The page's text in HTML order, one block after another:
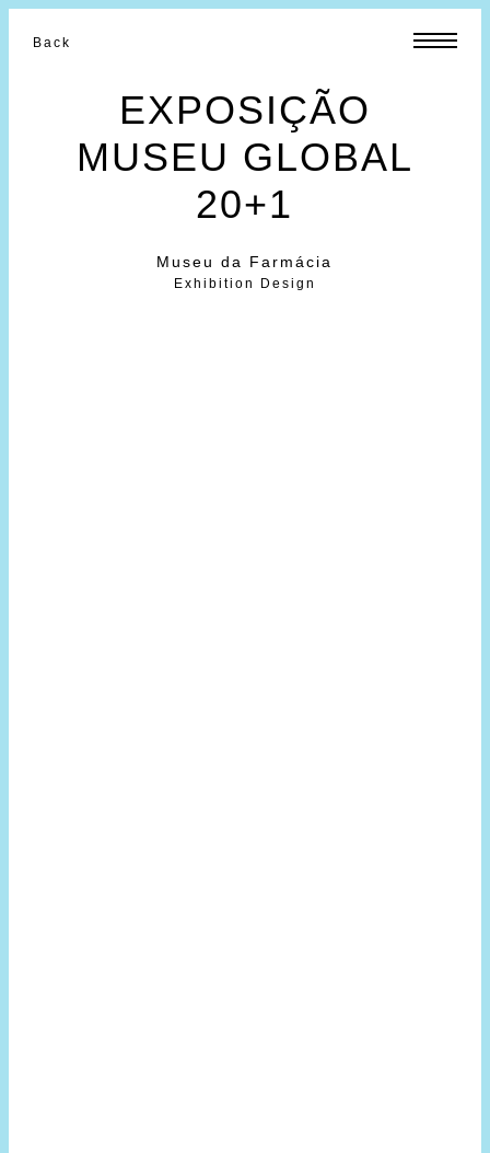
Back
EXPOSIÇÃO
MUSEU GLOBAL
20+1
Museu da Farmácia
Exhibition Design